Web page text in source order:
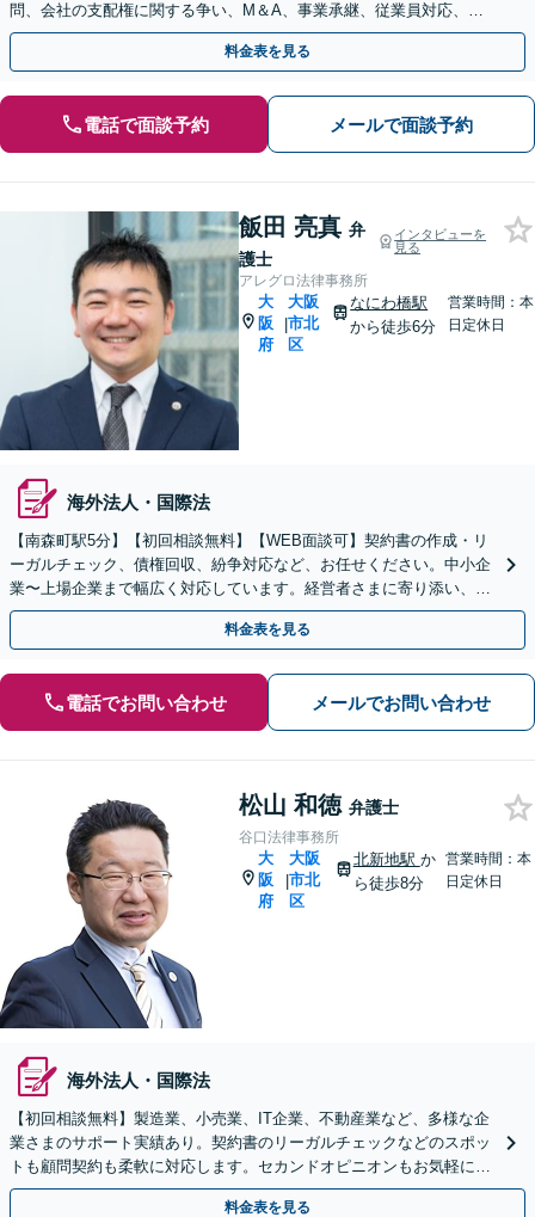
問、会社の支配権に関する争い、M＆A、事業承継、従業員対応、取
引先とトラブル、債権回収等につき豊富な対応実績
料金表を見る
電話で面談予約 メールで面談予約
飯田 亮真 弁
護士
インタビューを
見る
アレグロ法律事務所
大
阪
府
|
大阪
市北
区
なにわ橋駅
から徒歩6分
営業時間：本
日定休日
海外法人・国際法
【南森町駅5分】【初回相談無料】【WEB面談可】契約書の作成・リ
ーガルチェック、債権回収、紛争対応など、お任せください。中小企
業〜上場企業まで幅広く対応しています。経営者さまに寄り添い、背
中を後押しできるよう尽力いたします。
料金表を見る
電話でお問い合わせ メールでお問い合わせ
松山 和徳 弁護士
谷口法律事務所
大
阪
府
|
大阪
市北
区
北新地駅 か
ら徒歩8分
営業時間：本
日定休日
海外法人・国際法
【初回相談無料】製造業、小売業、IT企業、不動産業など、多様な企
業さまのサポート実績あり。契約書のリーガルチェックなどのスポッ
トも顧問契約も柔軟に対応します。セカンドオピニオンもお気軽に
【北新地駅1分】
料金表を見る